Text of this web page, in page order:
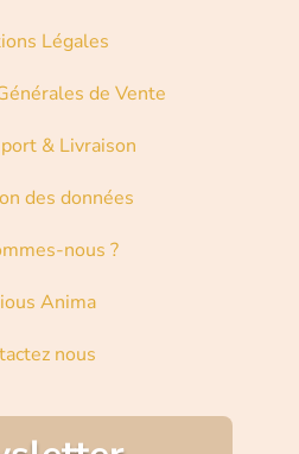
Légales
de Vente
& Livraison
des données
nous ?
Anima
nous